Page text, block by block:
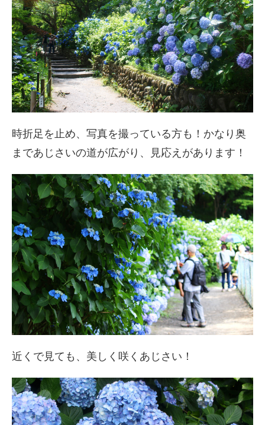
時折足を止め、写真を撮っている方も！かなり奥
まであじさいの道が広がり、見応えがあります！
近くで見ても、美しく咲くあじさい！